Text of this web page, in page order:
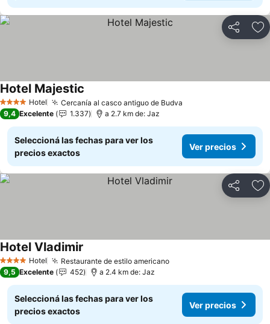
Compartir
4 EstrellasHotel Cercanía al casco antiguo de Budva
Hotel Majestic
9,4 Excelente 1.337 a 2.7 km de: Jaz
Seleccioná las fechas para ver los
precios exactos
Ver precios
Compartir
4 EstrellasHotel Restaurante de estilo americanoVer precios
Hotel Vladimir
9,5 Excelente 452 a 2.4 km de: Jaz
Seleccioná las fechas para ver los
precios exactos
Ver precios